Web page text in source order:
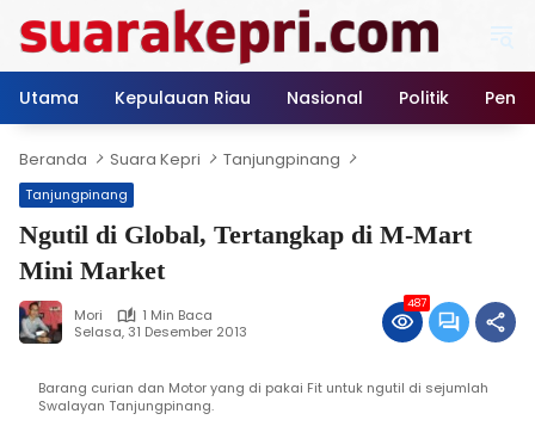
konten
Utama
Kepulauan Riau Nasional Politik
Beranda Suara Kepri Tanjungpinang
Tanjungpinang
Ngutil di Global, Tertangkap di M-Mart
Mini Market
Mori
1 Min Baca
Selasa, 31 Desember 2013
487
Barang curian dan Motor yang di pakai Fit untuk ngutil di sejumlah
Swalayan Tanjungpinang.